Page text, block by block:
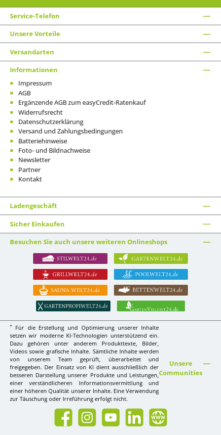
Service-Telefon
Unsere Vorteile
Versandarten
Informationen
Impressum
AGB
Ergänzende AGB zum easyCredit-Ratenkauf
Widerrufsrecht
Datenschutzerklärung
Versand und Zahlungsbedingungen
Batteriehinweise
Foto- und Bildnachweise
Newsletter
Partner
Kontakt
Ladengeschäft
Sicher Einkaufen
Besuchen Sie auch unsere weiteren Onlineshops
*
Für die Erstellung und Optimierung unserer Inhalte
setzen wir moderne KI-Technologien unterstützend ein.
Dazu gehören unter anderem Produkttexte, Bilder,
Videos sowie grafische Inhalte. Sämtliche Inhalte werden
von unserem Team geprüft, überarbeitet und
freigegeben. Der Einsatz von KI dient ausschließlich der
besseren Darstellung unserer Produkte und Leistungen,
einer verständlicheren Informationsvermittlung und
einer höheren Qualität unserer Inhalte. Eine Verwendung
zur Täuschung oder Irreführung erfolgt nicht.
Unsere
Communities
Facebook InstagramYouTube LinkedIn Website